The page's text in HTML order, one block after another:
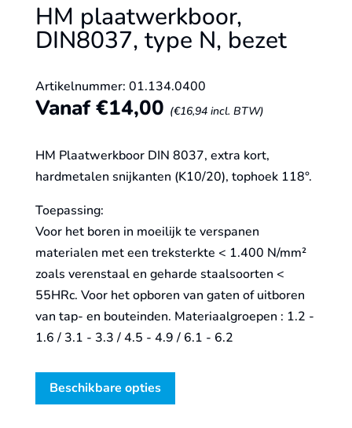
HM plaatwerkboor,
DIN8037, type N, bezet
Artikelnummer: 01.134.0400
Vanaf €14,00 (€16,94incl. BTW)
HM Plaatwerkboor DIN 8037, extra kort,
hardmetalen snijkanten (K10/20), tophoek 118°.
Toepassing:
Voor het boren in moeilijk te verspanen
materialen met een treksterkte < 1.400 N/mm²
zoals verenstaal en geharde staalsoorten <
55HRc. Voor het opboren van gaten of uitboren
van tap- en bouteinden. Materiaalgroepen : 1.2 -
1.6 / 3.1 - 3.3 / 4.5 - 4.9 / 6.1 - 6.2
Beschikbare opties